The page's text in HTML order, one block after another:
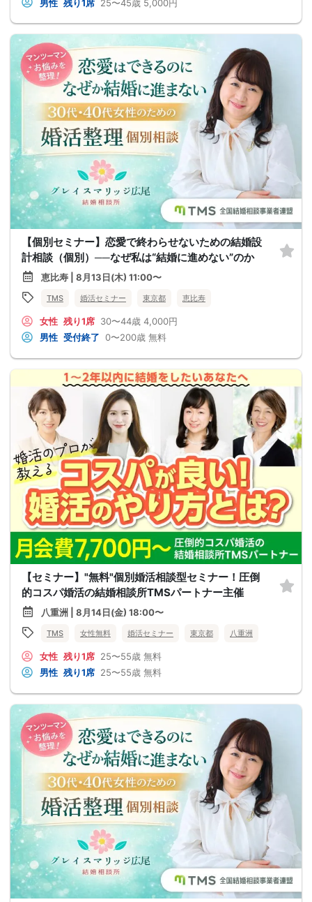
男性 残り1席 25〜45歳 5,000円
【個別セミナー】恋愛で終わらせないための結婚設
計相談（個別）──なぜ私は“結婚に進めない”のか
恵比寿 | 8月13日(木) 11:00〜
TMS 婚活セミナー 東京都 恵比寿
女性 残り1席 30〜44歳 4,000円
男性 受付終了 0〜200歳 無料
【セミナー】"無料"個別婚活相談型セミナー！圧倒
的コスパ婚活の結婚相談所TMSパートナー主催
八重洲 | 8月14日(金) 18:00〜
TMS 女性無料 婚活セミナー 東京都 八重洲
女性 残り1席 25〜55歳 無料
男性 残り1席 25〜55歳 無料